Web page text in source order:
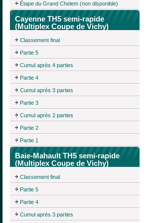
Étape du Grand Chelem (non disponible)
Cayenne TH5 semi-rapide
(Multiplex Coupe de Vichy)
Classement final
Partie 5
Cumul après 4 parties
Partie 4
Cumul après 3 parties
Partie 3
Cumul après 2 parties
Partie 2
Partie 1
Baie-Mahault TH5 semi-rapide
(Multiplex Coupe de Vichy)
Classement final
Partie 5
Partie 4
Cumul après 3 parties